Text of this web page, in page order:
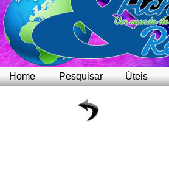
Home Pesquisar Úteis